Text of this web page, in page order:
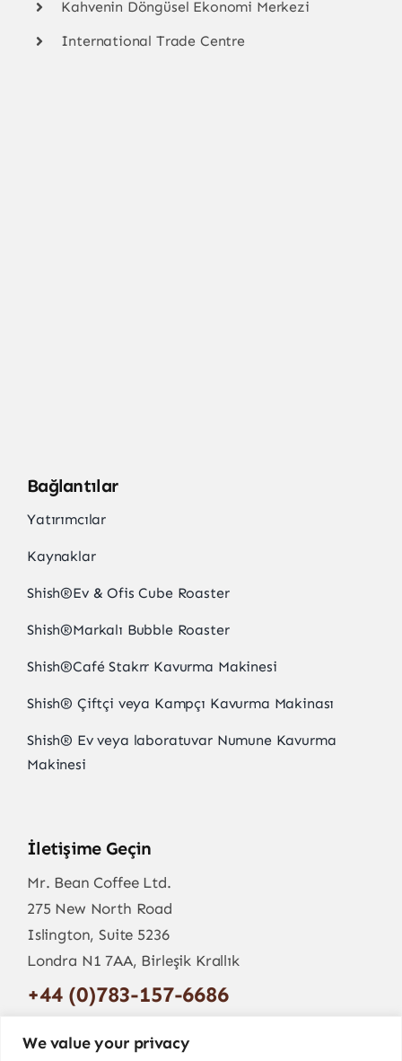
We value your privacy
Kahvenin Döngüsel Ekonomi Merkezi
International Trade Centre
Bağlantılar
Yatırımcılar
Kaynaklar
Shish®Ev & Ofis Cube Roaster
Shish®Markalı Bubble Roaster
Shish®Café Stakrr Kavurma Makinesi
Shish® Çiftçi veya Kampçı Kavurma Makinası
Shish® Ev veya laboratuvar Numune Kavurma
Makinesi
İletişime Geçin
Mr. Bean Coffee Ltd.
275 New North Road
Islington, Suite 5236
Londra N1 7AA, Birleşik Krallık
+44 (0)783-157-6686